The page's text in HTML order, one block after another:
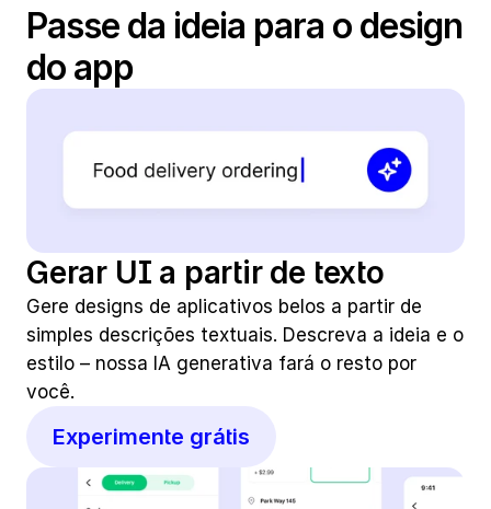
Passe da ideia para o design
do app
Gerar UI a partir de texto
Gere designs de aplicativos belos a partir de
simples descrições textuais. Descreva a ideia e o
estilo – nossa IA generativa fará o resto por
você.
Experimente grátis